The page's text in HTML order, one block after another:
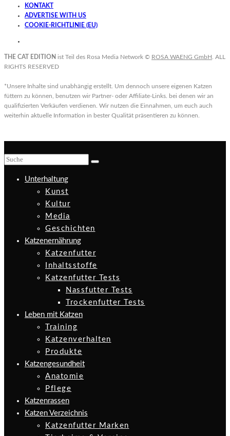
KONTAKT
ADVERTISE WITH US
COOKIE-RICHTLINIE (EU)
THE CAT EDITION ist Teil des Rosa Media Network © ROSA WAENG GmbH . ALL
RIGHTS RESERVED
*Unsere Inhalte sind unabhängig erstellt. Um dennoch unsere eigenen Katzen
füttern zu können, benutzen wir Partner- oder Affiliate-Links. bei denen wir an
qualifizierten Verkäufen verdienen. Wir nutzen die Einnahmen, um euch auch
weiterhin aktuelle Information in bester Qualität präsentieren zu können.
Unterhaltung
Kunst
Kultur
Media
Geschichten
Katzenernährung
Katzenfutter
Inhaltsstoffe
Katzenfutter Tests
Nassfutter Tests
Trockenfutter Tests
Leben mit Katzen
Training
Katzenverhalten
Produkte
Katzengesundheit
Anatomie
Pflege
Katzenrassen
Katzen Verzeichnis
Katzenfutter Marken